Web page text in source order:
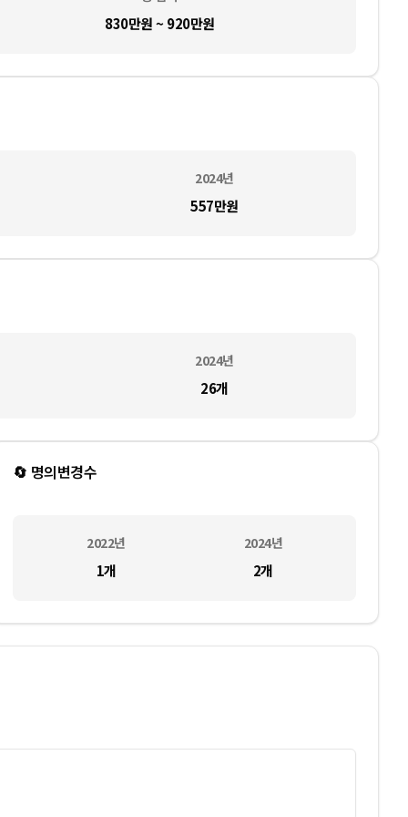
830만원 ~ 920만원
2024년
557만원
2024년
26개
🔄 명의변경수
2022년 2024년
1개 2개